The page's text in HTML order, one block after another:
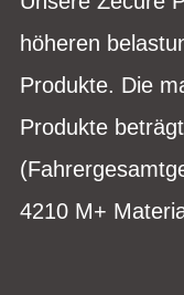
höheren
Produkte. Die
Produkte
4210 M+